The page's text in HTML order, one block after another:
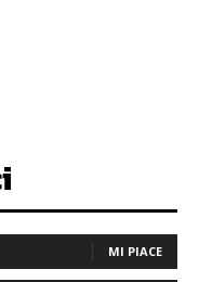
MI PIACE